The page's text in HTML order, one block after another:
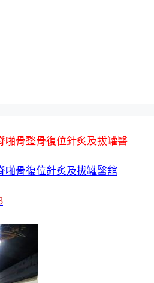
啪骨整骨復位針炙及拔罐醫
啪骨復位針炙及拔罐醫舘